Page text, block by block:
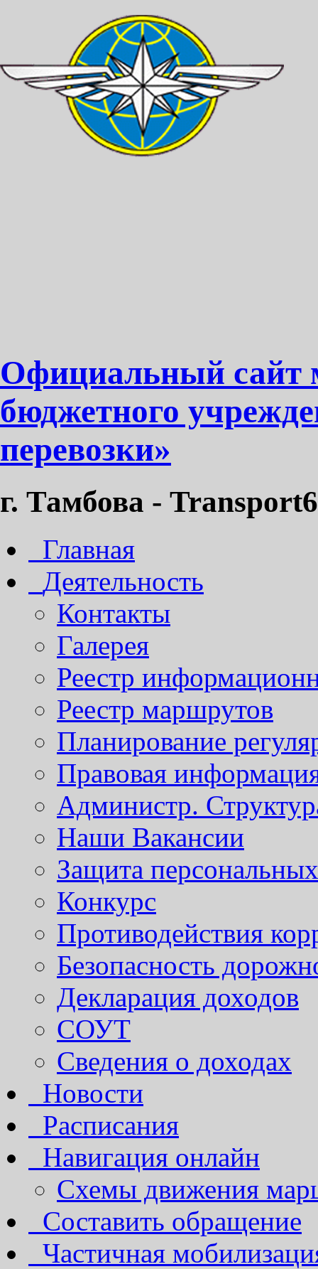
Официальный сайт
бюджетного
перевозки»
г. Тамбова -
Главная
Деятельность
Контакты
Галерея
Реестр
Реестр маршрутов
Планирование
Правовая
Администр.
Наши Вакансии
Защита
Конкурс
Противодействия
Безопасность
Декларация доходов
СОУТ
Сведения о доходах
Новости
Расписания
Навигация онлайн
Схемы движения
Составить обращение
Частичная